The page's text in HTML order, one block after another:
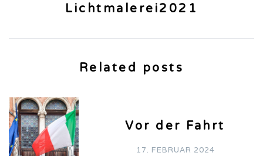
Lichtmalerei2021
Related posts
Vor der Fahrt
17. FEBRUAR 2024